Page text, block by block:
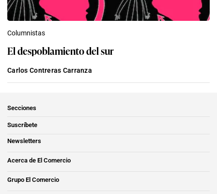
Columnistas
El despoblamiento del sur
Carlos Contreras Carranza
Secciones
Suscríbete
Newsletters
Acerca de El Comercio
Grupo El Comercio